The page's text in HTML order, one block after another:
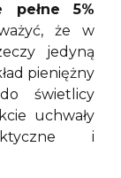
pełne 5%
że w
jedyną
pieniężny
świetlicy
uchwały
i